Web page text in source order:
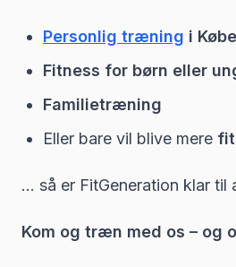
Personlig træning i
Fitness for børn eller
Familietræning
Eller bare vil blive mere fit
… så er FitGeneration klar til
Kom og træn med os – og